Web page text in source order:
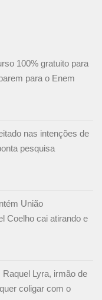
100% gratuito para
para o Enem
nas intenções de
pesquisa
União
Coelho cai atirando e
Lyra, irmão de
coligar com o